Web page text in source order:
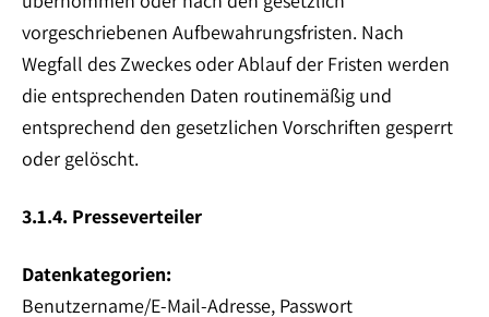
vorgeschriebenen Aufbewahrungsfristen. Nach
Wegfall des Zweckes oder Ablauf der Fristen werden
die entsprechenden Daten routinemäßig und
entsprechend den gesetzlichen Vorschriften gesperrt
oder gelöscht.
3.1.4. Presseverteiler
Datenkategorien:
Benutzername/E-Mail-Adresse, Passwort